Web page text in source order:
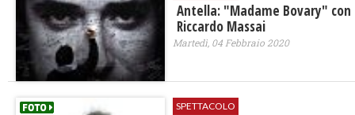
Antella: "Madame Bovary" con
Riccardo Massai
Martedì, 04 Febbraio 2020
SPETTACOLO